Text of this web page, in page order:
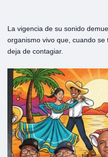
La vigencia de su sonido
organismo vivo que, cuando
deja de contagiar.